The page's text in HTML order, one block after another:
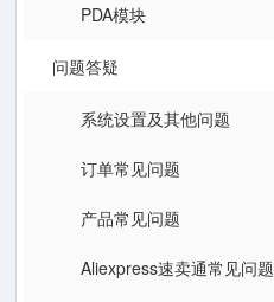
PDA模块
问题答疑
系统设置及其他问题
订单常见问题
产品常见问题
Aliexpress速卖通常见问题